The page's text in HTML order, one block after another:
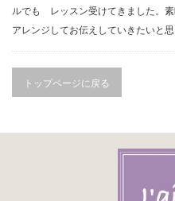
ルでも レッスン受けてきました。
アレンジしてお伝えしていきたい
トップページに戻る